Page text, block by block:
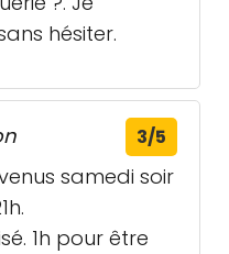
hésiter.
3/5
samedi soir
1h pour être